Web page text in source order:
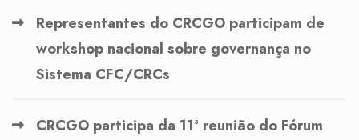
Representantes do CRCGO participam de
workshop nacional sobre governança no
Sistema CFC/CRCs
CRCGO participa da 11ª reunião do Fórum